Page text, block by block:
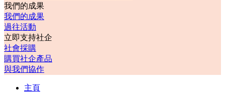
我們的成果
我們的成果
過往活動
立即支持社企
社會採購
購買社企產品
與我們協作
主頁